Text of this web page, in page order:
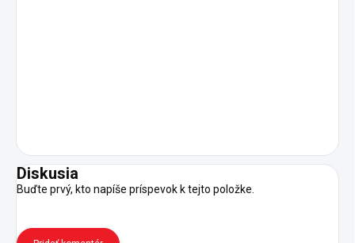
Diskusia
Buďte prvý, kto napíše príspevok k tejto položke.